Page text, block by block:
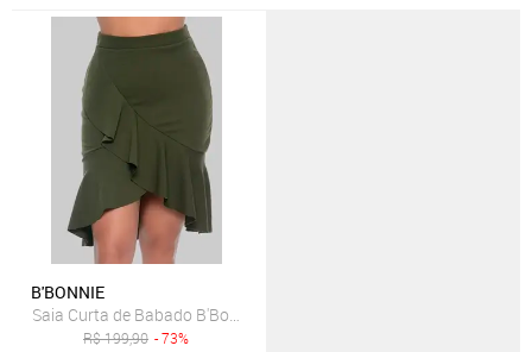
B'BONNIE
Saia Curta de Babado B'Bonnie Leonora Verde Militar
R$199,90 - 73%